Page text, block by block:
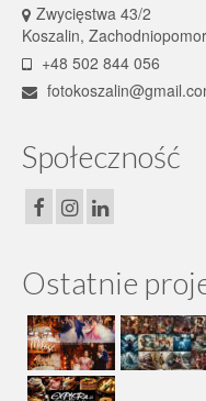
Zwycięstwa 43/2
Koszalin,
+48 502 844 056
Społeczność
Ostatnie